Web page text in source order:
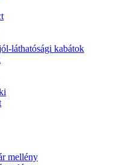
láthatósági kabátok
mellény